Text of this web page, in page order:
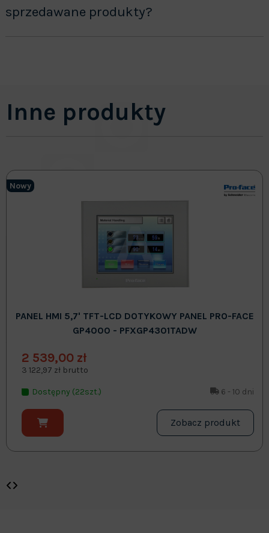
sprzedawane produkty?
Inne produkty
Nowy
PANEL HMI 5,7' TFT-LCD DOTYKOWY PANEL PRO-FACE
GP4000 - PFXGP4301TADW
2 539,00 zł
3 122,97 zł brutto
Dostępny (22szt.) 6 - 10 dni
Zobacz produkt